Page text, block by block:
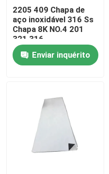
Casa
Vídeos
Quem Somos
2205 409 Chapa de
aço inoxidável 316 Ss
Chapa 8K NO.4 201
321 316
Enviar inquérito